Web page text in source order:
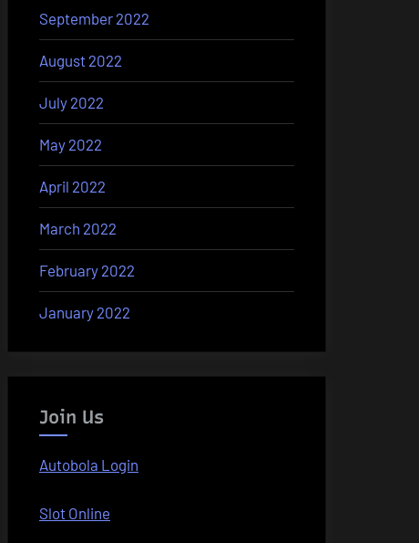
September 2022
August 2022
July 2022
May 2022
April 2022
March 2022
February 2022
January 2022
Join Us
Autobola Login
Slot Online